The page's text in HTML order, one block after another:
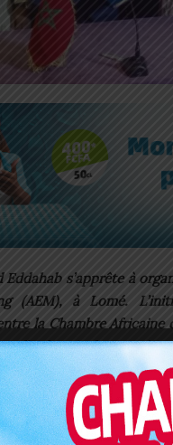
s’apprête à
(AEM), à Lomé.
la Chambre Africaine
d’Industrie du Togo
l’idée captivante
de la région, promet
aux opérateurs